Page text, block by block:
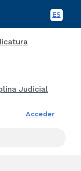
ES
Acceder